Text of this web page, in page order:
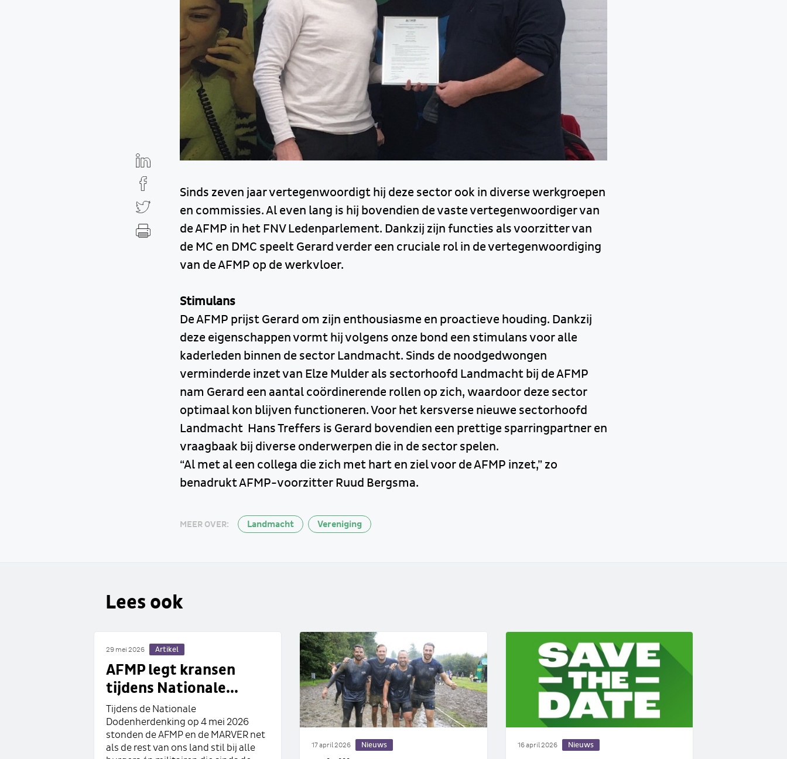
Sinds zeven jaar vertegenwoordigt hij deze sector ook in diverse werkgroepen
en commissies. Al even lang is hij bovendien de vaste vertegenwoordiger van
de AFMP in het FNV Ledenparlement. Dankzij zijn functies als voorzitter van
de MC en DMC speelt Gerard verder een cruciale rol in de vertegenwoordiging
van de AFMP op de werkvloer.
Stimulans
De AFMP prijst Gerard om zijn enthousiasme en proactieve houding. Dankzij
deze eigenschappen vormt hij volgens onze bond een stimulans voor alle
kaderleden binnen de sector Landmacht. Sinds de noodgedwongen
verminderde inzet van Elze Mulder als sectorhoofd Landmacht bij de AFMP
nam Gerard een aantal coördinerende rollen op zich, waardoor deze sector
optimaal kon blijven functioneren. Voor het kersverse nieuwe sectorhoofd
Landmacht Hans Treffers is Gerard bovendien een prettige sparringpartner en
vraagbaak bij diverse onderwerpen die in de sector spelen.
“Al met al een collega die zich met hart en ziel voor de AFMP inzet,” zo
benadrukt AFMP-voorzitter Ruud Bergsma.
MEER OVER: Landmacht Vereniging
Lees ook
29 mei 2026 Artikel
AFMP legt kransen
tijdens Nationale...
Tijdens de Nationale
Dodenherdenking op 4 mei 2026
stonden de AFMP en de MARVER net
als de rest van ons land stil bij alle
17 april 2026 Nieuws 16 april 2026 Nieuws